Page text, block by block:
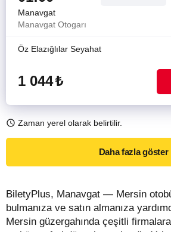
Manavgat
Manavgat Otogarı
Öz Elazığlılar Seyahat
1 044₺
Zaman yerel olarak belirtilir.
Daha fazla göster
BiletyPlus, Manavgat — Mersin
bulmanıza ve satın almanıza
Mersin güzergahında çeşitli